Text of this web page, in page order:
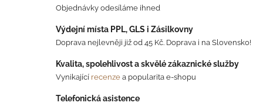
Objednávky odesíláme ihned
Výdejní místa PPL, GLS i Zásilkovny
Doprava nejlevněji již od 45 Kč. Doprava i na Slovensko!
Kvalita, spolehlivost a skvělé zákaznické služby
Vynikající recenze a popularita e-shopu
Telefonická asistence